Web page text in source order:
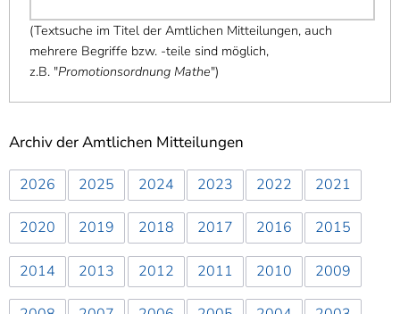
(Textsuche im Titel der Amtlichen Mitteilungen, auch
mehrere Begriffe bzw. -teile sind möglich,
z.B. "Promotionsordnung Mathe")
Archiv der Amtlichen Mitteilungen
2026 2025 2024 2023 2022 2021
2020 2019 2018 2017 2016 2015
2014 2013 2012 2011 2010 2009